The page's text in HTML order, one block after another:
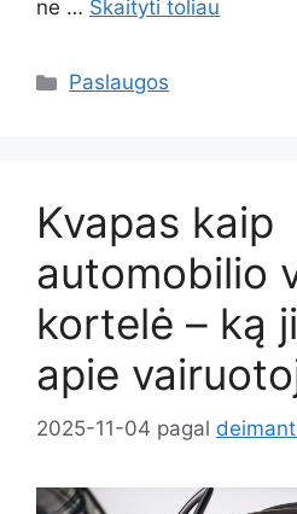
ne … Skaityti toliau
Kategorijos
Paslaugos
Kvapas kaip
automobilio
kortelė – ką
apie
2025-11-04 pagal